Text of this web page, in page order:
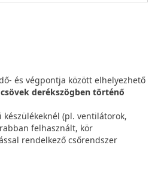
és végpontja között elhelyezhető
derékszögben történő
(pl. ventilátorok,
felhasznált, kör
rendelkező csőrendszer